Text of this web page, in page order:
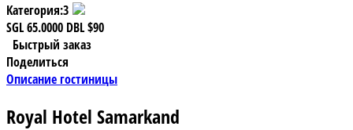
Категория:3
SGL65.0000 DBL$90
Быстрый заказ
Поделиться
Описание гостиницы
Royal Hotel Samarkand